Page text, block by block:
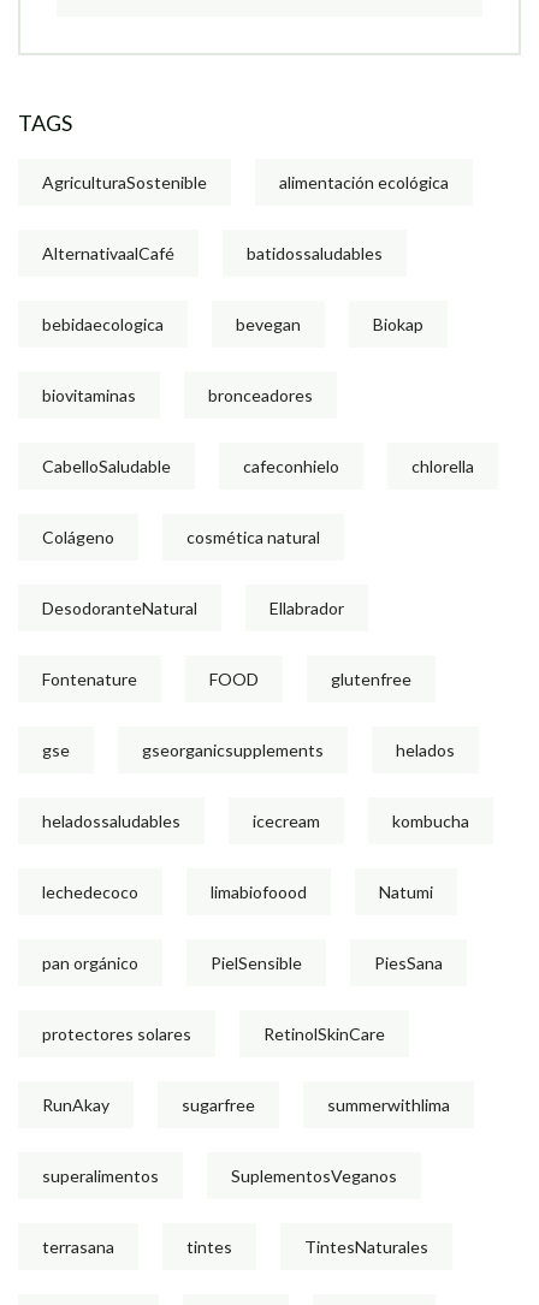
TAGS
AgriculturaSostenible alimentación ecológica
AlternativaalCafé batidossaludables
bebidaecologica bevegan Biokap
biovitaminas bronceadores
CabelloSaludable cafeconhielo chlorella
Colágeno cosmética natural
DesodoranteNatural Ellabrador
Fontenature FOOD glutenfree
gse gseorganicsupplements helados
heladossaludables icecream kombucha
lechedecoco limabiofoood Natumi
pan orgánico PielSensible PiesSana
protectores solares RetinolSkinCare
RunAkay sugarfree summerwithlima
superalimentos SuplementosVeganos
terrasana tintes TintesNaturales